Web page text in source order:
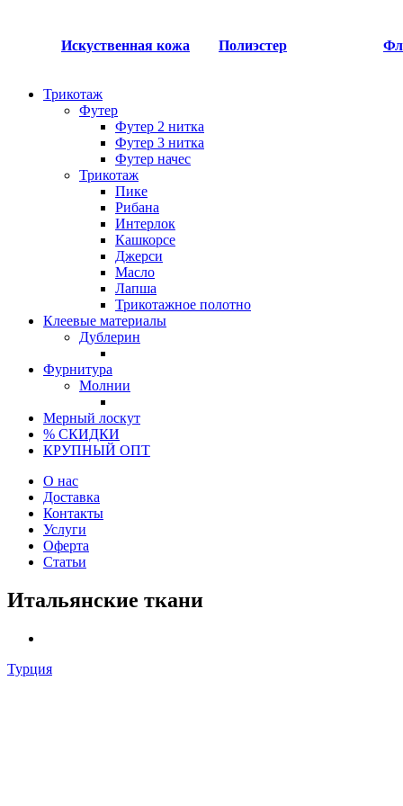
Искуственная кожа Полиэстер
Трикотаж
Футер
Футер 2 нитка​
Футер 3 нитка​
Футер начес
Трикотаж
Пике
Рибана
Интерлок
Кашкорсе
Джерси
Масло
Лапша
Трикотажное полотно
Клеевые материалы
Дублерин
Фурнитура
Молнии
Мерный лоскут
% СКИДКИ
КРУПНЫЙ ОПТ
О нас
Доставка
Контакты
Услуги
Оферта
Статьи
Итальянские ткани
Турция